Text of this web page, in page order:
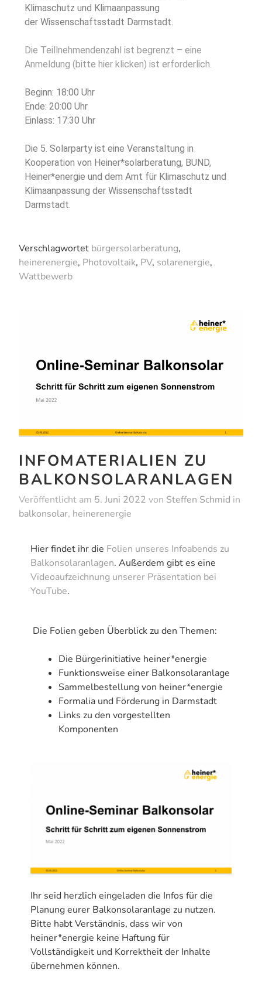
Klimaschutz und Klimaanpassung
der Wissenschaftsstadt Darmstadt.
Die Teillnehmendenzahl ist begrenzt – eine
Anmeldung (bitte hier klicken) ist erforderlich.
Beginn: 18:00 Uhr
Ende: 20:00 Uhr
Einlass: 17:30 Uhr
Die 5. Solarparty ist eine Veranstaltung in
Kooperation von Heiner*solarberatung, BUND,
Heiner*energie und dem Amt für Klimaschutz und
Klimaanpassung der Wissenschaftsstadt
Darmstadt.
Verschlagwortet bürgersolarberatung,
heinerenergie, Photovoltaik, PV, solarenergie,
Wattbewerb
INFOMATERIALIEN ZU
BALKONSOLARANLAGEN
Veröffentlicht am 5. Juni 2022 von Steffen Schmid in
balkonsolar, heinerenergie
Hier findet ihr die Folien unseres Infoabends zu
Balkonsolaranlagen. Außerdem gibt es eine
Videoaufzeichnung unserer Präsentation bei
YouTube.
Die Folien geben Überblick zu den Themen:
Die Bürgerinitiative heiner*energie
Funktionsweise einer Balkonsolaranlage
Sammelbestellung von heiner*energie
Formalia und Förderung in Darmstadt
Links zu den vorgestellten
Komponenten
Ihr seid herzlich eingeladen die Infos für die
Planung eurer Balkonsolaranlage zu nutzen.
Bitte habt Verständnis, dass wir von
heiner*energie keine Haftung für
Vollständigkeit und Korrektheit der Inhalte
übernehmen können.